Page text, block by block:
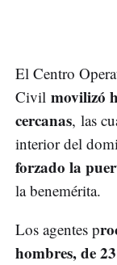
El Centro
Civil movilizó
cercanas, las
interior del
forzado la
la benemérita.
Los agentes p
hombres, de